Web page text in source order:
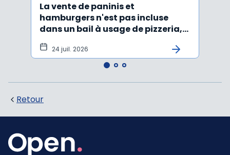
La vente de paninis et
hamburgers n'est pas incluse
dans un bail à usage de pizzeria,
pâtes, salades
24 juil. 2026
Retour